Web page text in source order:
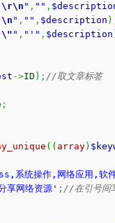
\r\n " , "" ,
\n " , "" , $description )
\" " , "'" , $description
->ID ) ; //取文章标签
;
( ( array)
系统操作,网络应用,
享网络资源' ; //在引号间